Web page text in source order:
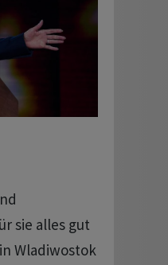
sie alles gut
Wladiwostok